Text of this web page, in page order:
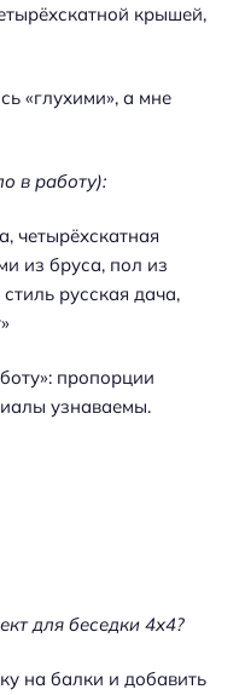
крышей,
«глухими», а мне
в работу):
четырёхскатная
из бруса, пол из
русская дача,
пропорции
узнаваемы.
для беседки 4х4?
на балки и добавить